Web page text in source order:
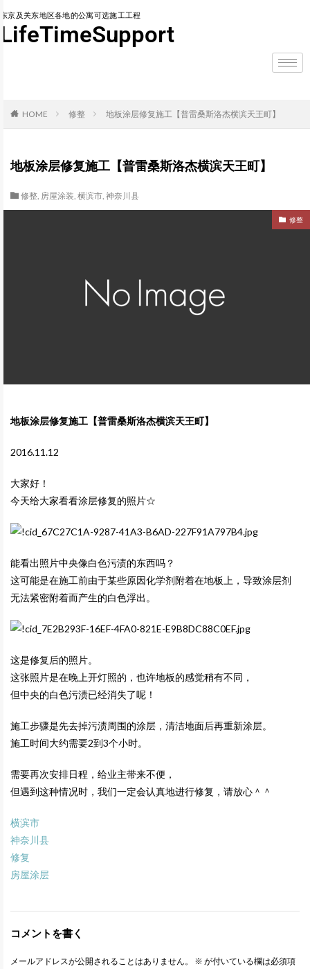
东京及关东地区各地的公寓可选施工工程
LifeTimeSupport
HOME 修整 地板涂层修复施工【普雷桑斯洛杰横滨天王町】
地板涂层修复施工【普雷桑斯洛杰横滨天王町】
修整, 房屋涂装, 横滨市, 神奈川县
修整
地板涂层修复施工【普雷桑斯洛杰横滨天王町】
2016.11.12
大家好！
今天给大家看看涂层修复的照片☆
能看出照片中央像白色污渍的东西吗？
这可能是在施工前由于某些原因化学剂附着在地板上，导致涂层剂
无法紧密附着而产生的白色浮出。
这是修复后的照片。
这张照片是在晚上开灯照的，也许地板的感觉稍有不同，
但中央的白色污渍已经消失了呢！
施工步骤是先去掉污渍周围的涂层，清洁地面后再重新涂层。
施工时间大约需要2到3个小时。
需要再次安排日程，给业主带来不便，
但遇到这种情况时，我们一定会认真地进行修复，请放心＾＾
横滨市
神奈川县
修复
房屋涂层
コメントを書く
メールアドレスが公開されることはありません。 ※ が付いている欄は必須項